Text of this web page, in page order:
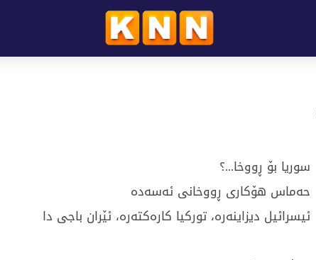
سوریا بۆ ڕووخا...؟
حەماس هۆكاری ڕووخانی ئەسەدە
ئیسرائیل ديزاينەرە، توركیا كارەكتەرە، ئێران باجی دا